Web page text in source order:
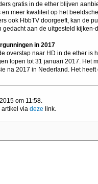
gratis in de ether blijven
meer kwaliteit op het
ook HbbTV doorgeeft, kan de
gedacht aan de uitgesteld kijken-
in 2017
overstap naar HD in de ether
lopen tot 31 januari 2017. Het
na 2017 in Nederland. Het
om 11:58.
artikel via deze link.